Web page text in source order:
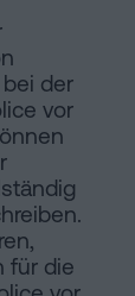
der
vor
für die